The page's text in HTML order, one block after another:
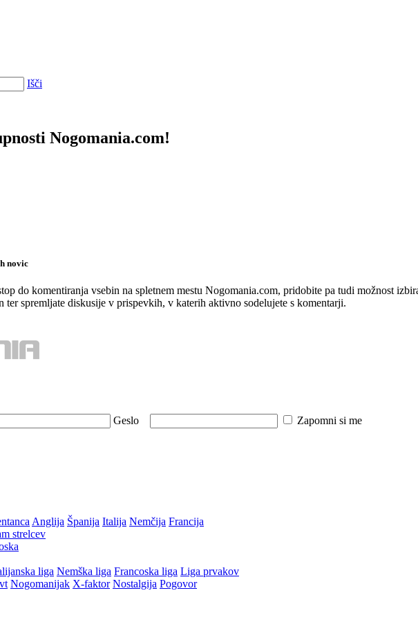
Išči
Nogomania.com!
novic
do komentiranja vsebin na spletnem mestu Nogomania.com, pridobite pa tudi možnost
ter spremljate diskusije v prispevkih, v katerih aktivno sodelujete s komentarji.
Geslo Zapomni si me
Anglija Španija Italija Nemčija Francija
strelcev
liga Nemška liga Francoska liga Liga prvakov
Nogomanijak X-faktor Nostalgija Pogovor